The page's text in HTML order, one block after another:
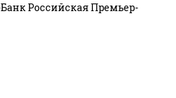
Российская Премьер-